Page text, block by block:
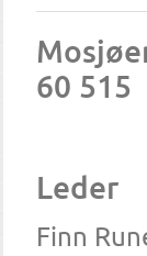
60 515
Leder
Finn